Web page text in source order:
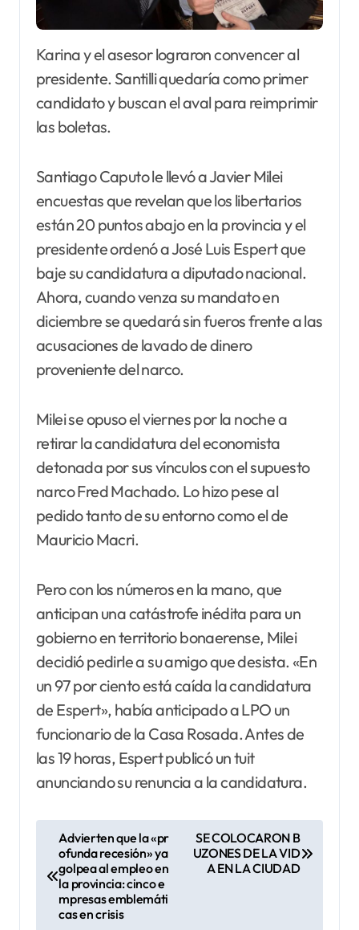
Karina y el asesor lograron convencer al
presidente. Santilli quedaría como primer
candidato y buscan el aval para reimprimir
las boletas.
Santiago Caputo le llevó a Javier Milei
encuestas que revelan que los libertarios
están 20 puntos abajo en la provincia y el
presidente ordenó a José Luis Espert que
baje su candidatura a diputado nacional.
Ahora, cuando venza su mandato en
diciembre se quedará sin fueros frente a las
acusaciones de lavado de dinero
proveniente del narco.
Milei se opuso el viernes por la noche a
retirar la candidatura del economista
detonada por sus vínculos con el supuesto
narco Fred Machado. Lo hizo pese al
pedido tanto de su entorno como el de
Mauricio Macri.
Pero con los números en la mano, que
anticipan una catástrofe inédita para un
gobierno en territorio bonaerense, Milei
decidió pedirle a su amigo que desista. «En
un 97 por ciento está caída la candidatura
de Espert», había anticipado a LPO un
funcionario de la Casa Rosada. Antes de
las 19 horas, Espert publicó un tuit
anunciando su renuncia a la candidatura.
Advierten que la «pr
ofunda recesión» ya
golpea al empleo en
la provincia: cinco e
mpresas emblemáti
cas en crisis
SE COLOCARON B
UZONES DE LA VID
A EN LA CIUDAD